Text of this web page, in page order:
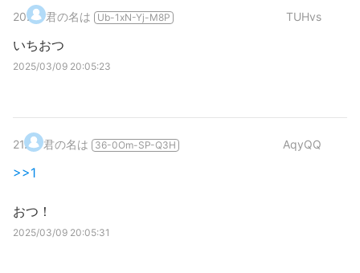
20. 君の名は Ub-1xN-Yj-M8P TUHvs
いちおつ
2025/03/09 20:05:23
21. 君の名は 36-0Om-SP-Q3H AqyQQ
>>1
おつ！
2025/03/09 20:05:31